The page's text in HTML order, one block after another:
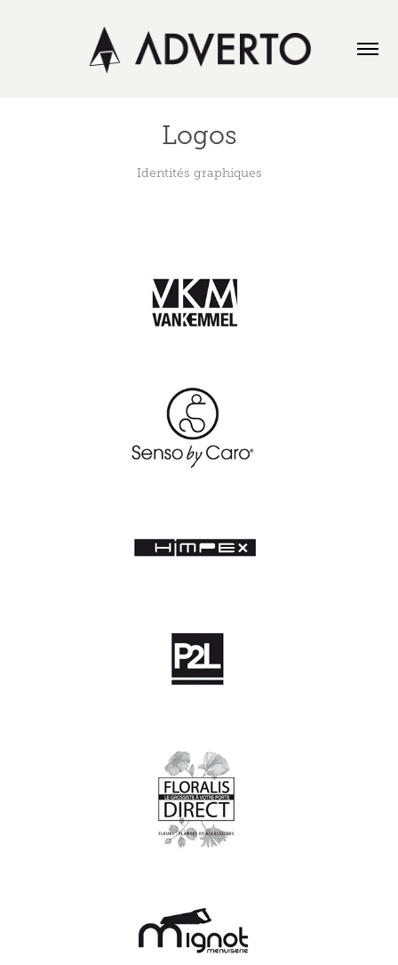
Logos
Identités graphiques